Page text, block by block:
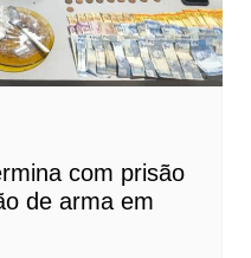
com prisão
de arma em